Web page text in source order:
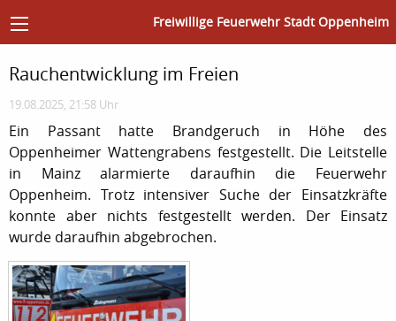
Freiwillige Feuerwehr Stadt Oppenheim
Rauchentwicklung im Freien
19.08.2025, 21:58 Uhr
Ein Passant hatte Brandgeruch in Höhe des
Oppenheimer Wattengrabens festgestellt. Die Leitstelle
in Mainz alarmierte daraufhin die Feuerwehr
Oppenheim. Trotz intensiver Suche der Einsatzkräfte
konnte aber nichts festgestellt werden. Der Einsatz
wurde daraufhin abgebrochen.